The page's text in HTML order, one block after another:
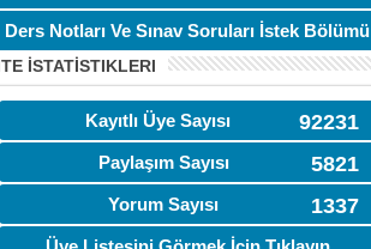
Ders Notları Ve Sınav Soruları İstek Bölümü
İSTATİSTIKLERI
92231
Kayıtlı Üye Sayısı
5821
Paylaşım Sayısı
1337
Yorum Sayısı